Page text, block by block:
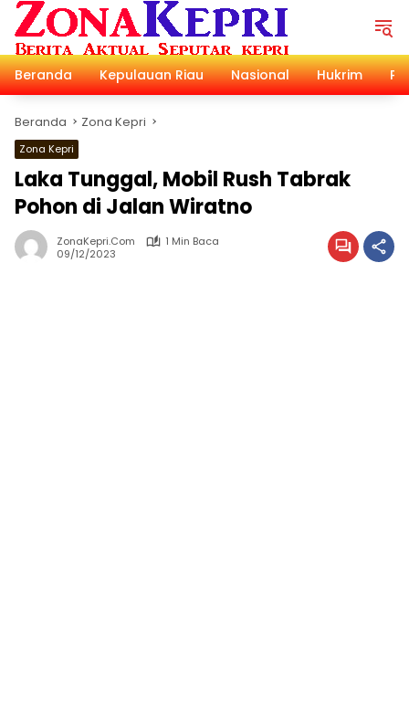
Langsung
konten
Beranda
Kepulauan Riau Nasional Hukrim
Beranda Zona Kepri
Zona Kepri
Laka Tunggal, Mobil Rush Tabrak
Pohon di Jalan Wiratno
ZonaKepri.com
1 Min Baca
09/12/2023